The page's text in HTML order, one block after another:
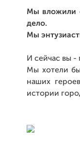
Мы вложили
дело.
Мы
И сейчас вы -
Мы хотели
наших
истории